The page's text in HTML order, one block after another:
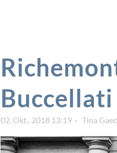
02. Okt.. 2018 13:19 Tina